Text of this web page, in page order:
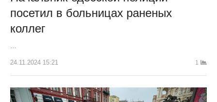
посетил в больницах раненых
коллег
24.11.2024 15:21 1